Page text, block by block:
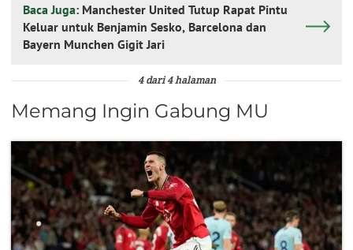
Baca Juga: Manchester United Tutup Rapat Pintu
Keluar untuk Benjamin Sesko, Barcelona dan
Bayern Munchen Gigit Jari
4 dari 4 halaman
Memang Ingin Gabung MU